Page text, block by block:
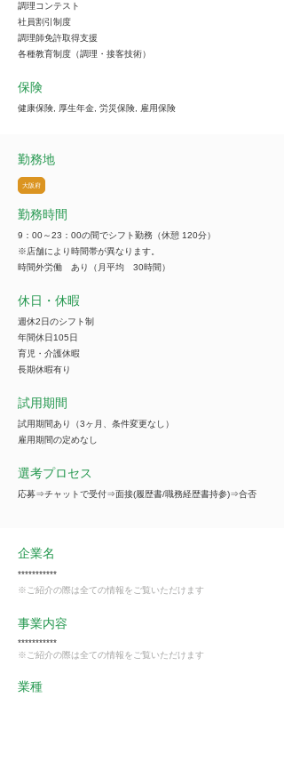
調理コンテスト
社員割引制度
調理師免許取得支援
各種教育制度（調理・接客技術）
保険
健康保険, 厚生年金, 労災保険, 雇用保険
勤務地
大阪府
勤務時間
9：00～23：00の間でシフト勤務（休憩 120分）
※店舗により時間帯が異なります。
時間外労働 あり（月平均 30時間）
休日・休暇
週休2日のシフト制
年間休日105日
育児・介護休暇
長期休暇有り
試用期間
試用期間あり（3ヶ月、条件変更なし）
雇用期間の定めなし
選考プロセス
応募⇒チャットで受付⇒面接(履歴書/職務経歴書持参)⇒合否
企業名
***********
※ご紹介の際は全ての情報をご覧いただけます
事業内容
***********
※ご紹介の際は全ての情報をご覧いただけます
業種